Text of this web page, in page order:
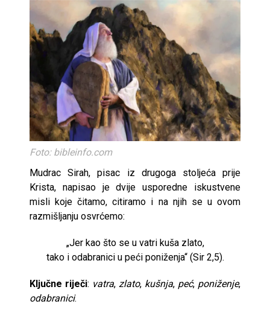
Foto: bibleinfo.com
Mudrac Sirah, pisac iz drugoga stoljeća prije
Krista, napisao je dvije usporedne iskustvene
misli koje čitamo, citiramo i na njih se u ovom
razmišljanju osvrćemo:
„Jer kao što se u vatri kuša zlato,
tako i odabranici u peći poniženja“ (Sir 2,5).
Ključne riječi: vatra, zlato, kušnja, peć, poniženje,
odabranici.